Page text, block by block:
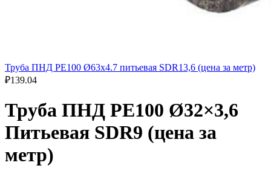
Труба ПНД РЕ100 Ø63x4.7 питьевая SDR13,6 (цена за метр)
₽139.04
Труба ПНД РЕ100 Ø32×3,6
Питьевая SDR9 (цена за
метр)